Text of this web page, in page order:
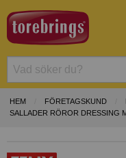
HEM FÖRETAGSKUND
SALLADER RÖROR DRESSING